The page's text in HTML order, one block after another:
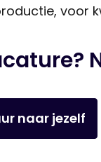
voor
naar jezelf